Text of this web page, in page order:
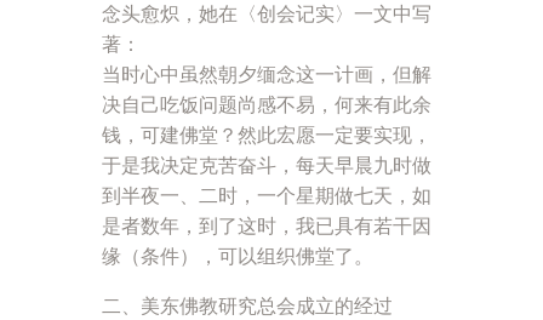
念头愈炽，她在〈创会记实〉一文中写
著：
当时心中虽然朝夕缅念这一计画，但解
决自己吃饭问题尚感不易，何来有此余
钱，可建佛堂？然此宏愿一定要实现，
于是我决定克苦奋斗，每天早晨九时做
到半夜一、二时，一个星期做七天，如
是者数年，到了这时，我已具有若干因
缘（条件），可以组织佛堂了。
二、美东佛教研究总会成立的经过